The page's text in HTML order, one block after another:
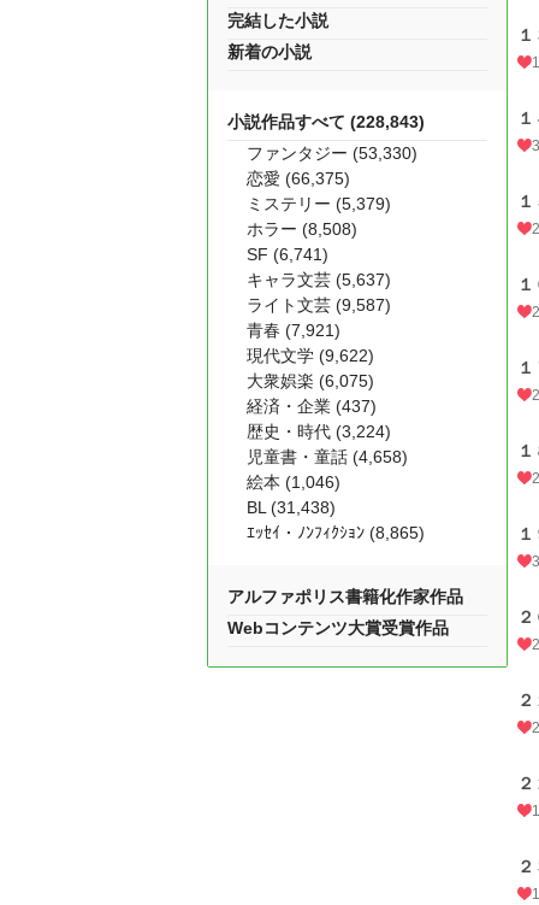
１
１
１
１
１
１
１
２
２
２
２
完結した小説
新着の小説
小説作品すべて (228,843)
ファンタジー (53,330)
恋愛 (66,375)
ミステリー (5,379)
ホラー (8,508)
SF (6,741)
キャラ文芸 (5,637)
ライト文芸 (9,587)
青春 (7,921)
現代文学 (9,622)
大衆娯楽 (6,075)
経済・企業 (437)
歴史・時代 (3,224)
児童書・童話 (4,658)
絵本 (1,046)
BL (31,438)
ｴｯｾｲ・ﾉﾝﾌｨｸｼｮﾝ (8,865)
アルファポリス書籍化作家作品
Webコンテンツ大賞受賞作品